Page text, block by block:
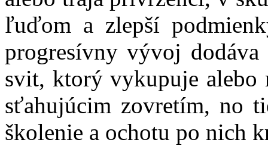
ľuďom a zlepší
progresívny vývoj
svit, ktorý vykupuje alebo
sťahujúcim zovretím, no
školenie a ochotu po nich